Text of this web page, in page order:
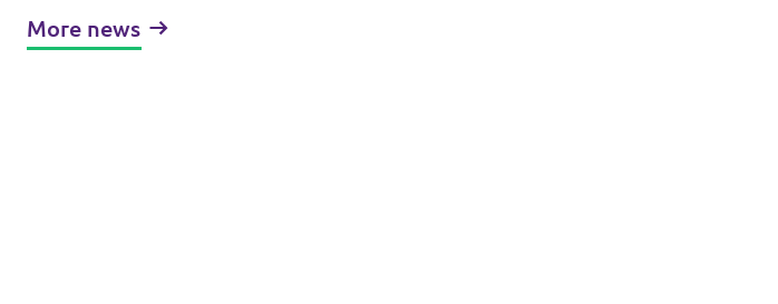
More news